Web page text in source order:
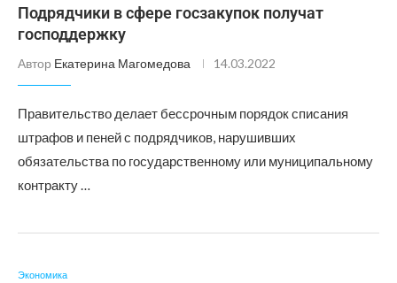
Подрядчики в сфере госзакупок получат
господдержку
Автор Екатерина Магомедова 14.03.2022
Правительство делает бессрочным порядок списания
штрафов и пеней с подрядчиков, нарушивших
обязательства по государственному или муниципальному
контракту …
Экономика